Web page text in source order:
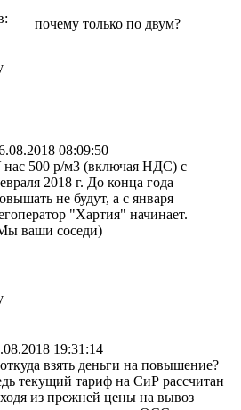
почему только по двум?
08:09:50
нас 500 р/м3 (включая НДС) с
2018 г. До конца года
не будут, а с января
"Хартия" начинает.
ваши соседи)
19:31:14
взять деньги на повышение?
текущий тариф на СиР рассчитан
из прежней цены на вывоз